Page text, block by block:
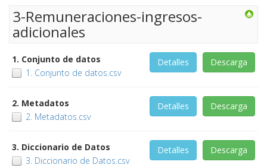
3-Remuneraciones-ingresos-
adicionales
1. Conjunto de datos
1. Conjunto de datos.csv
Descarga
Detalles
2. Metadatos
2. Metadatos.csv
Descarga
Detalles
3. Diccionario de Datos
3. Diccionario de Datos.csv
Descarga
Detalles